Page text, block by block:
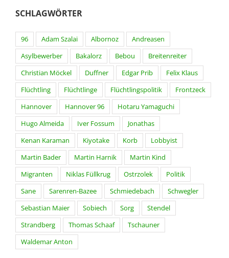
SCHLAGWÖRTER
96 Adam Szalai Albornoz
Andreasen
Asylbewerber
Bakalorz Bebou
Breitenreiter
Christian Möckel
Duffner Edgar Prib
Felix Klaus
Flüchtling
Flüchtlinge Flüchtlingspolitik
Frontzeck
Hannover
Hannover 96
Hotaru Yamaguchi
Hugo Almeida
Iver Fossum
Jonathas
Kenan Karaman
Kiyotake Korb
Lobbyist
Martin Bader
Martin Harnik
Martin Kind
Migranten
Niklas Füllkrug Ostrzolek
Politik
Sane
Sarenren-Bazee Schmiedebach
Schwegler
Sebastian Maier
Sobiech Sorg
Stendel
Strandberg
Thomas Schaaf
Tschauner
Waldemar Anton